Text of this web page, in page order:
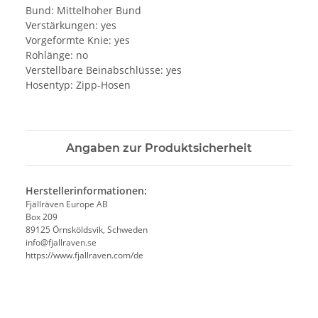
Bund: Mittelhoher Bund
Verstärkungen: yes
Vorgeformte Knie: yes
Rohlänge: no
Verstellbare Beinabschlüsse: yes
Hosentyp: Zipp-Hosen
Angaben zur Produktsicherheit
Herstellerinformationen:
Fjällräven Europe AB
Box 209
89125 Örnsköldsvik, Schweden
info@fjallraven.se
https://www.fjallraven.com/de